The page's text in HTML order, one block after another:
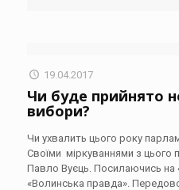
19.04.2017
Чи буде прийнято
вибори?
Чи ухвалить цього року
Своїми міркуваннями з цього
Павло Вуєць. Посилаючись на
«Волинська правда».